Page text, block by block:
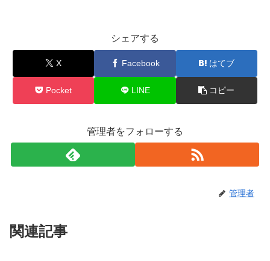
e
o
o
er
n
ot
e
シェアする
X Facebook はてブ
Pocket LINE コピー
管理者をフォローする
管理者
関連記事